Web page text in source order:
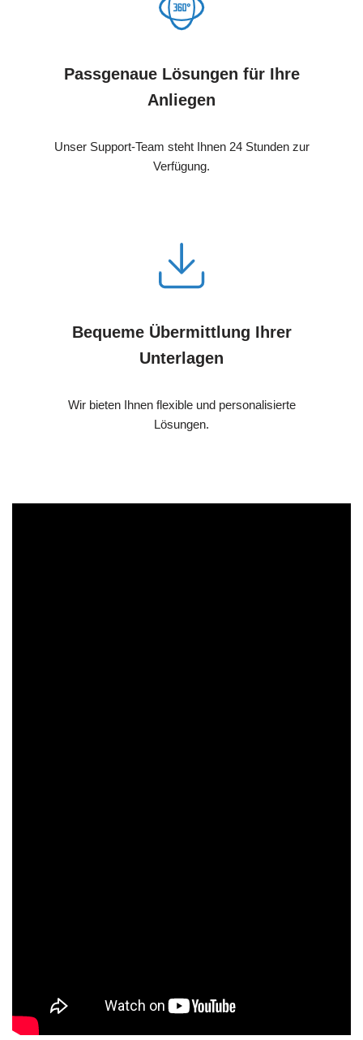
Passgenaue Lösungen für Ihre
Anliegen
Unser Support-Team steht Ihnen 24 Stunden zur
Verfügung.
Bequeme Übermittlung Ihrer
Unterlagen
Wir bieten Ihnen flexible und personalisierte
Lösungen.